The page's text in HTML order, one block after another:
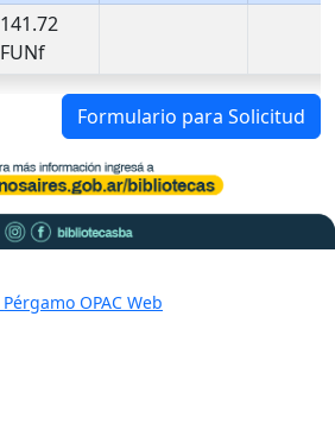
141.72
FUNf
Formulario para Solicitud
Pérgamo OPAC Web